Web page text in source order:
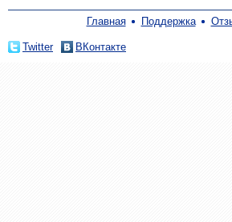
Главная Поддержка
Twitter ВКонтакте